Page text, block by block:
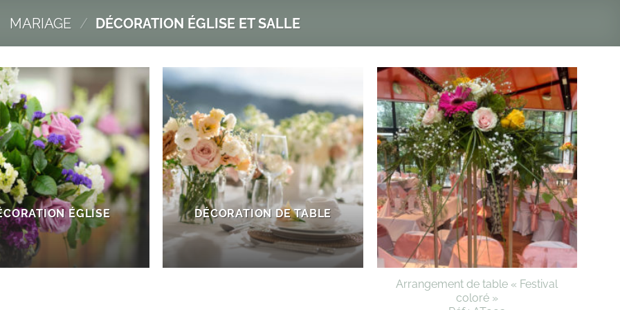
MARIAGE / DÉCORATION ÉGLISE ET SALLE
ÉGLISE DÉCORATION DE TABLE
Arrangement de table « Festival
coloré »